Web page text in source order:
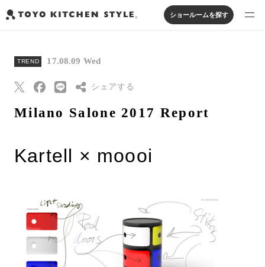
オープンキッチン
ペニンシュラキッチン 壁付けキッチン
家具・照明・タイル
バス・洗面
実例から探す
私たちについて
ジャーナルを読む
お知らせ
カタログを見る
よくあるご質問
ショールームを探す
TREND 17.08.09 Wed
シェアする
Threads
はてなブックマー
URLをコピー
Milano Salone 2017 Report
Kartell × moooi